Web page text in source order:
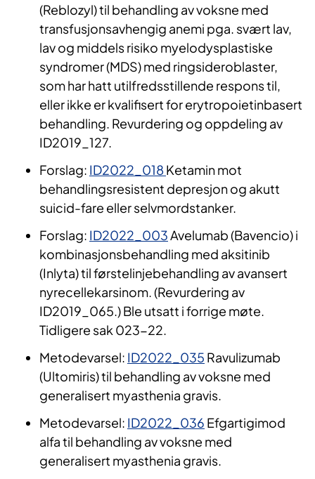
(Reblozyl) til behandling av voksne med
transfusjonsavhengig anemi pga. svært lav,
lav og middels risiko myelodysplastiske
syndromer (MDS) med ringsideroblaster,
som har hatt utilfredsstillende respons til,
eller ikke er kvalifisert for erytropoietinbasert
behandling. Revurdering og oppdeling av
ID2019_127.
Forslag: ID2022_018Ketamin mot
behandlingsresistent depresjon og akutt
suicid-fare eller selvmordstanker.
Forslag: ID2022_003Avelumab (Bavencio) i
kombinasjonsbehandling med aksitinib
(Inlyta) til førstelinjebehandling av avansert
nyrecellekarsinom. (Revurdering av
ID2019_065.) Ble utsatt i forrige møte.
Tidligere sak 023-22.
Metodevarsel: ID2022_035 Ravulizumab
(Ultomiris) til behandling av voksne med
generalisert myasthenia gravis.
Metodevarsel: ID2022_036 Efgartigimod
alfa til behandling av voksne med
generalisert myasthenia gravis.